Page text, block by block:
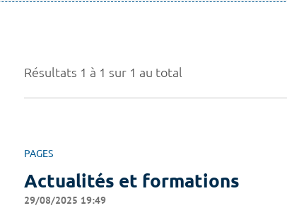
Résultats 1 à 1 sur 1 au total
PAGES
Actualités et formations
29/08/2025 19:49